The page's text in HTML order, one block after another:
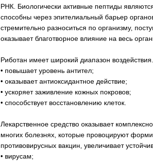
РНК. Биологически активные пептиды
способны через эпителиальный барьер
стремительно разноситься по организму,
оказывает благотворное влияние на весь
Риботан имеет широкий диапазон
• повышает уровень антител;
• оказывает антиоксидантное действие;
• ускоряет заживление кожных покровов;
• способствует восстановлению клеток.
Лекарственное средство оказывает
многих болезнях, которые провоцируют
противовирусных вакцин, увеличивает
• вирусам;